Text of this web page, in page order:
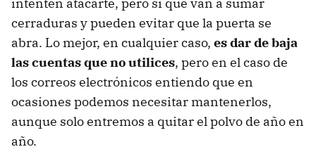
intenten atacarte, pero sí que van a sumar
cerraduras y pueden evitar que la puerta se
abra. Lo mejor, en cualquier caso, es dar de baja
las cuentas que no utilices, pero en el caso de
los correos electrónicos entiendo que en
ocasiones podemos necesitar mantenerlos,
aunque solo entremos a quitar el polvo de año en
año.